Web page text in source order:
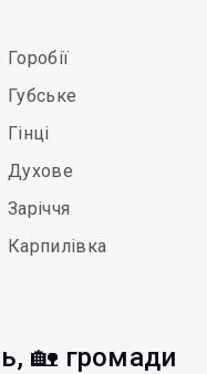
Горобії
Губське
Гінці
Духове
Заріччя
Карпилівка
🏡 громади